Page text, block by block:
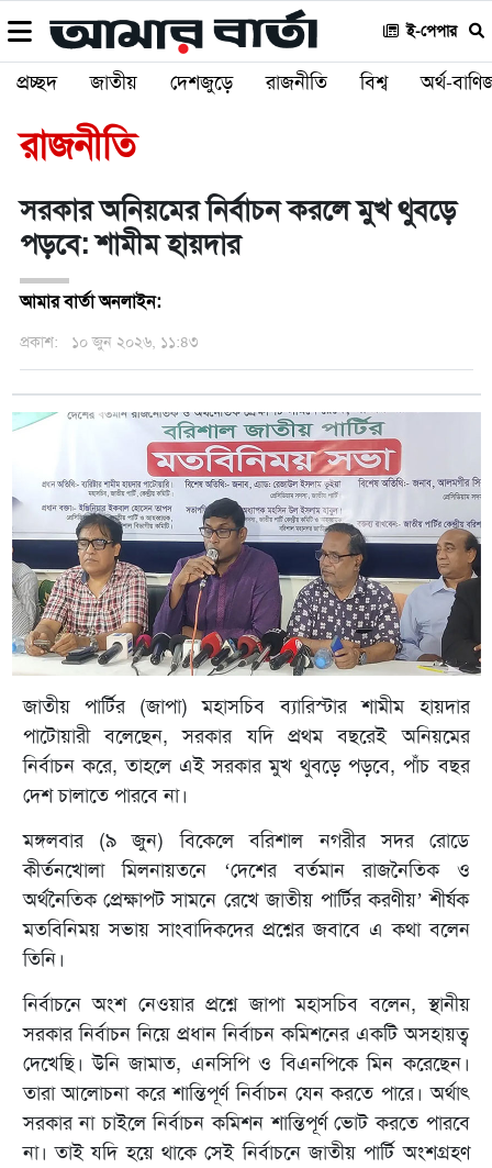
ই-পেপার
প্রচ্ছদ জাতীয় দেশজুড়ে রাজনীতি বিশ্ব অর্থ-
রাজনীতি
সরকার অনিয়মের নির্বাচন করলে মুখ থুবড়ে
পড়বে: শামীম হায়দার
আমার বার্তা অনলাইন:
প্রকাশ: ১০ জুন ২০২৬, ১১:৪৩
জাতীয় পার্টির (জাপা) মহাসচিব ব্যারিস্টার শামীম হায়দার
পাটোয়ারী বলেছেন, সরকার যদি প্রথম বছরেই অনিয়মের
নির্বাচন করে, তাহলে এই সরকার মুখ থুবড়ে পড়বে, পাঁচ বছর
দেশ চালাতে পারবে না।
মঙ্গলবার (৯ জুন) বিকেলে বরিশাল নগরীর সদর রোডে
কীর্তনখোলা মিলনায়তনে ‘দেশের বর্তমান রাজনৈতিক ও
অর্থনৈতিক প্রেক্ষাপট সামনে রেখে জাতীয় পার্টির করণীয়’ শীর্ষক
মতবিনিময় সভায় সাংবাদিকদের প্রশ্নের জবাবে এ কথা বলেন
তিনি।
নির্বাচনে অংশ নেওয়ার প্রশ্নে জাপা মহাসচিব বলেন, স্থানীয়
সরকার নির্বাচন নিয়ে প্রধান নির্বাচন কমিশনের একটি অসহায়ত্ব
দেখেছি। উনি জামাত, এনসিপি ও বিএনপিকে মিন করেছেন।
তারা আলোচনা করে শান্তিপূর্ণ নির্বাচন যেন করতে পারে। অর্থাৎ
সরকার না চাইলে নির্বাচন কমিশন শান্তিপূর্ণ ভোট করতে পারবে
না। তাই যদি হয়ে থাকে সেই নির্বাচনে জাতীয় পার্টি অংশগ্রহণ